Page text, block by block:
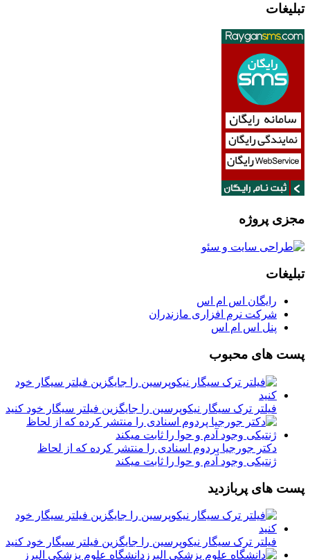
تبلیغات
مجزی پروژه
تبلیغات
رایگان اس ام اس
شرکت نرم افزاری مازندران
پنل اس ام اس
پست های محبوب
فیلتر ترک سیگار نیکوپرسین را جایگزین فیلتر سیگار خود کنید
دکتر جورجیا پردوم اسنادی را منتشر کرده که از لحاظ
ژنتیکی وجود آدم و حوا را ثابت میکند
پست های پربازدید
فیلتر ترک سیگار نیکوپرسین را جایگزین فیلتر سیگار خود کنید
دانشگاه علوم پزشکی البرز